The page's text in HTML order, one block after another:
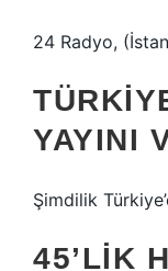
24 Radyo,
YAYINI
Şimdilik
45’LIK